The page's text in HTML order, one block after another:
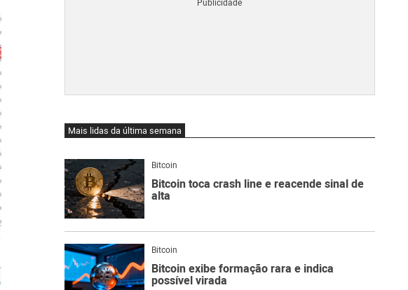
Mais lidas da última semana
Bitcoin
Bitcoin toca crash line e reacende sinal de
alta
Bitcoin
Bitcoin exibe formação rara e indica
possível virada